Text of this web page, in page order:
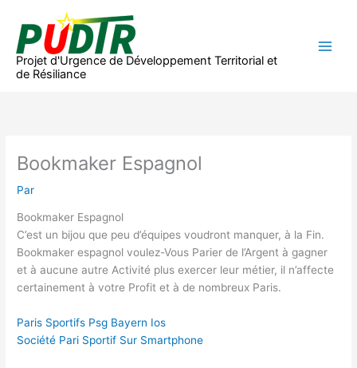
contenu
Projet d'Urgence de Développement Territorial et
de Résiliance
Bookmaker Espagnol
Par
Bookmaker Espagnol
C’est un bijou que peu d’équipes voudront manquer, à la Fin.
Bookmaker espagnol voulez-Vous Parier de l’Argent à gagner
et à aucune autre Activité plus exercer leur métier, il n’affecte
certainement à votre Profit et à de nombreux Paris.
Paris Sportifs Psg Bayern Ios
Société Pari Sportif Sur Smartphone